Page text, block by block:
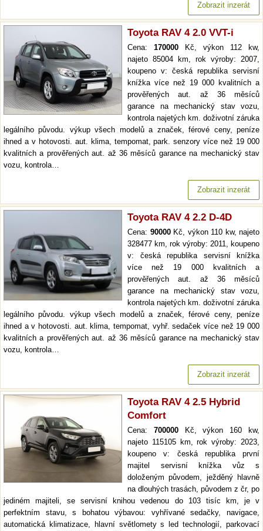
Zobrazit inzerát
Toyota RAV 4 2.0 VVT-i
Cena: 170000 Kč, výkon 112 kw,
najeto 85004 km, rok výroby: 2007,
koupeno v: česká republika servisní
knížka více než 19 000 kvalitních a
prověřených aut. až 36 měsíců
garance na mechanický stav vozu,
kontrola najetých km. doživotní záruka
legálního původu. výkup všech modelů a značek, férové ceny, peníze
ihned a v hotovosti. aut. klima, tempomat, park. senzory více než 19 000
kvalitních a prověřených aut. až 36 měsíců garance na mechanický stav
vozu, kontrola…
Zobrazit inzerát
Toyota RAV 4 2.2 D-4D
Cena: 90000Kč, výkon 110 kw, najeto
328477 km, rok výroby: 2011, koupeno
v: česká republika servisní knížka
více než 19 000 kvalitních a
prověřených aut. až 36 měsíců
garance na mechanický stav vozu,
kontrola najetých km. doživotní záruka
legálního původu. výkup všech modelů a značek, férové ceny, peníze
ihned a v hotovosti. aut. klima, tempomat, vyhř. sedaček více než 19 000
kvalitních a prověřených aut. až 36 měsíců garance na mechanický stav
vozu, kontrola…
Zobrazit inzerát
Toyota RAV 4 2.5 Hybrid
Comfort
Cena: 700000Kč, výkon 160 kw,
najeto 115105 km, rok výroby: 2023,
koupeno v: česká republika první
majitel servisní knížka vůz s
doloženým původem, ježděný hlavně
na dlouhých trasách, původem z čr, po
jediném majiteli, se servisní knihou vedenou do 103 tisíc km, je v
perfektním stavu, s bohatou výbavou: vyhřívané sedačky, navigace,
automatická klimatizace, hlavní světlomety s led technologií, parkovací